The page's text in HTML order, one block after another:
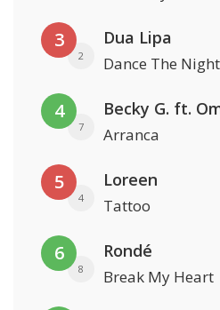
3
2
Dua Lipa
Dance The Night
4
7
Becky G. ft.
Arranca
5
4
Loreen
Tattoo
6
8
Rondé
Break My Heart